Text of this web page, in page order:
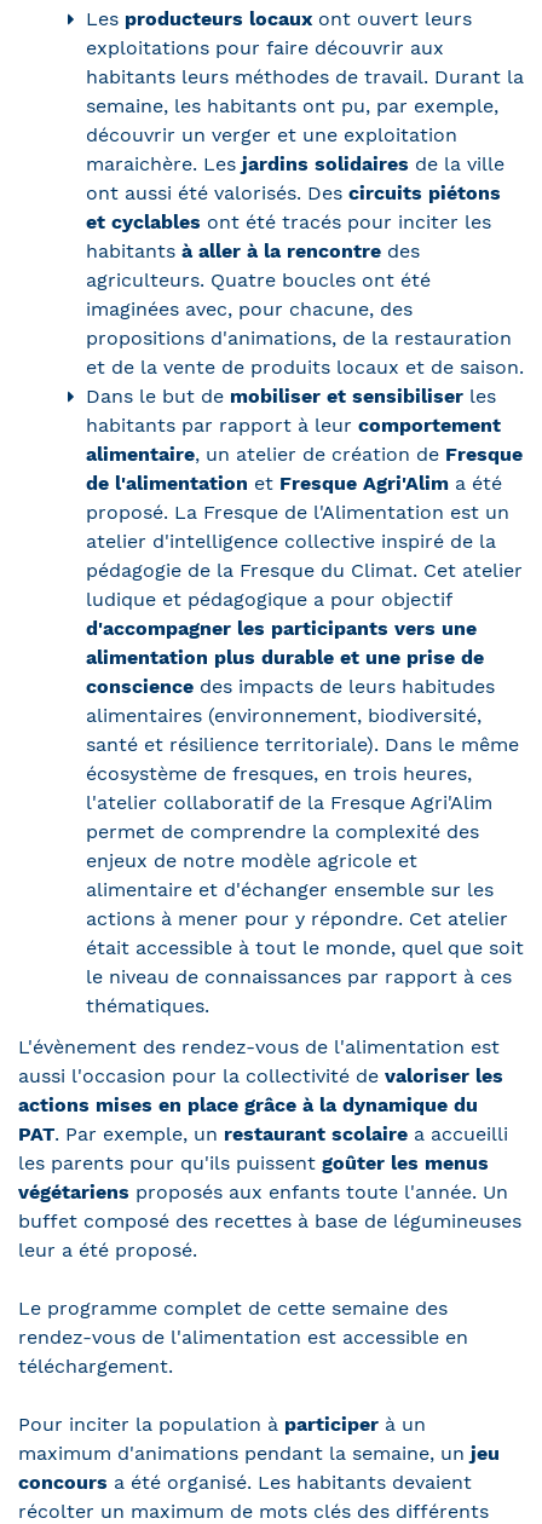
Les producteurs locaux ont ouvert leurs
exploitations pour faire découvrir aux
habitants leurs méthodes de travail. Durant la
semaine, les habitants ont pu, par exemple,
découvrir un verger et une exploitation
maraichère. Les jardins solidaires de la ville
ont aussi été valorisés. Des circuits piétons
et cyclables ont été tracés pour inciter les
habitants à aller à la rencontre des
agriculteurs. Quatre boucles ont été
imaginées avec, pour chacune, des
propositions d'animations, de la restauration
et de la vente de produits locaux et de saison.
Dans le but de mobiliser et sensibiliser les
habitants par rapport à leur comportement
alimentaire, un atelier de création de Fresque
de l'alimentation et Fresque Agri'Alim a été
proposé. La Fresque de l'Alimentation est un
atelier d'intelligence collective inspiré de la
pédagogie de la Fresque du Climat. Cet atelier
ludique et pédagogique a pour objectif
d'accompagner les participants vers une
alimentation plus durable et une prise de
conscience des impacts de leurs habitudes
alimentaires (environnement, biodiversité,
santé et résilience territoriale). Dans le même
écosystème de fresques, en trois heures,
l'atelier collaboratif de la Fresque Agri'Alim
permet de comprendre la complexité des
enjeux de notre modèle agricole et
alimentaire et d'échanger ensemble sur les
actions à mener pour y répondre. Cet atelier
était accessible à tout le monde, quel que soit
le niveau de connaissances par rapport à ces
thématiques.
L'évènement des rendez-vous de l'alimentation est
aussi l'occasion pour la collectivité de valoriser les
actions mises en place grâce à la dynamique du
PAT. Par exemple, un restaurant scolaire a accueilli
les parents pour qu'ils puissent goûter les menus
végétariens proposés aux enfants toute l'année. Un
buffet composé des recettes à base de légumineuses
leur a été proposé.
Le programme complet de cette semaine des
rendez-vous de l'alimentation est accessible en
téléchargement.
Pour inciter la population à participer à un
maximum d'animations pendant la semaine, un jeu
concours a été organisé. Les habitants devaient
récolter un maximum de mots clés des différents